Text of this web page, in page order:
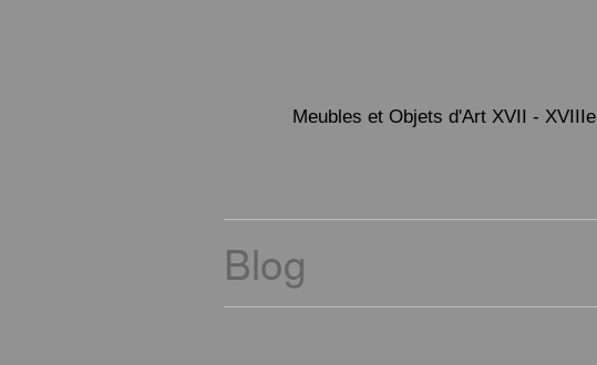
Meubles et Objets d'Art XVII - XVIIIe
Blog